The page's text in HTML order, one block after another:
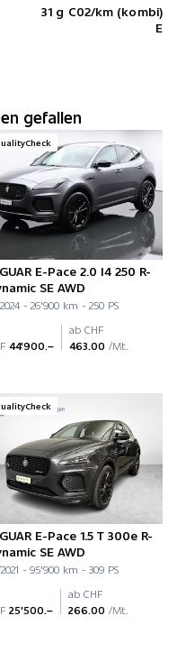
31 g C02/km (kombi)
E
gefallen
E-Pace 2.0 I4 250 R-
SE AWD
- 26'900 km - 250 PS
44'900.–
ab CHF
463.00 /Mt.
E-Pace 1.5 T 300e R-
SE AWD
- 95'900 km - 309 PS
25'500.–
ab CHF
266.00 /Mt.